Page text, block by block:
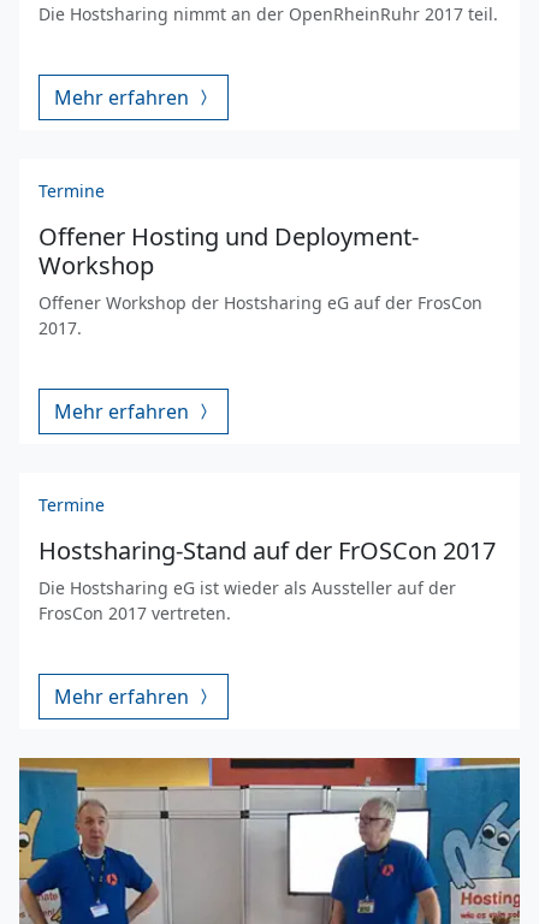
Die Hostsharing nimmt an der OpenRheinRuhr 2017 teil.
Mehr erfahren
Termine
Offener Hosting und Deployment-
Workshop
Offener Workshop der Hostsharing eG auf der FrosCon
2017.
Mehr erfahren
Termine
Hostsharing-Stand auf der FrOSCon 2017
Die Hostsharing eG ist wieder als Aussteller auf der
FrosCon 2017 vertreten.
Mehr erfahren